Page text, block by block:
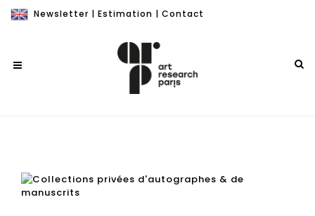
Newsletter | Estimation | Contact